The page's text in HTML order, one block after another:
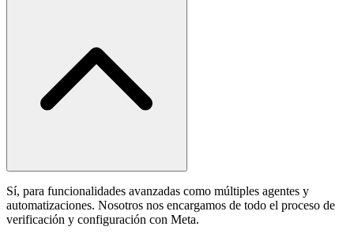
Sí, para funcionalidades avanzadas como múltiples agentes y
automatizaciones. Nosotros nos encargamos de todo el proceso de
verificación y configuración con Meta.